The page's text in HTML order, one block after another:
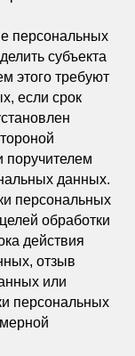
персональных
субъекта
этого требуют
если срок
поручителем
данных.
персональных
обработки
действия
отзыв
или
персональных